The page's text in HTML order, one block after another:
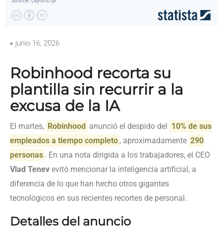
junio 16, 2026
Robinhood recorta su
plantilla sin recurrir a la
excusa de la IA
El martes, Robinhood anunció el despido del 10% de sus
empleados a tiempo completo , aproximadamente 290
personas . En una nota dirigida a los trabajadores, el CEO
Vlad Tenev evitó mencionar la inteligencia artificial, a
diferencia de lo que han hecho otros gigantes
tecnológicos en sus recientes recortes de personal.
Detalles del anuncio